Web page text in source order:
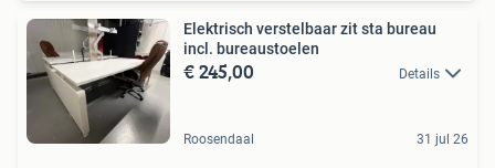
Elektrisch verstelbaar zit sta bureau
incl. bureaustoelen
€ 245,00 Details
Roosendaal 31 jul 26